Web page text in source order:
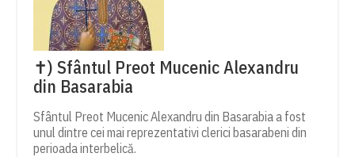
✝) Sfântul Preot Mucenic Alexandru
din Basarabia
Sfântul Preot Mucenic Alexandru din Basarabia a fost
unul dintre cei mai reprezentativi clerici basarabeni din
perioada interbelică.